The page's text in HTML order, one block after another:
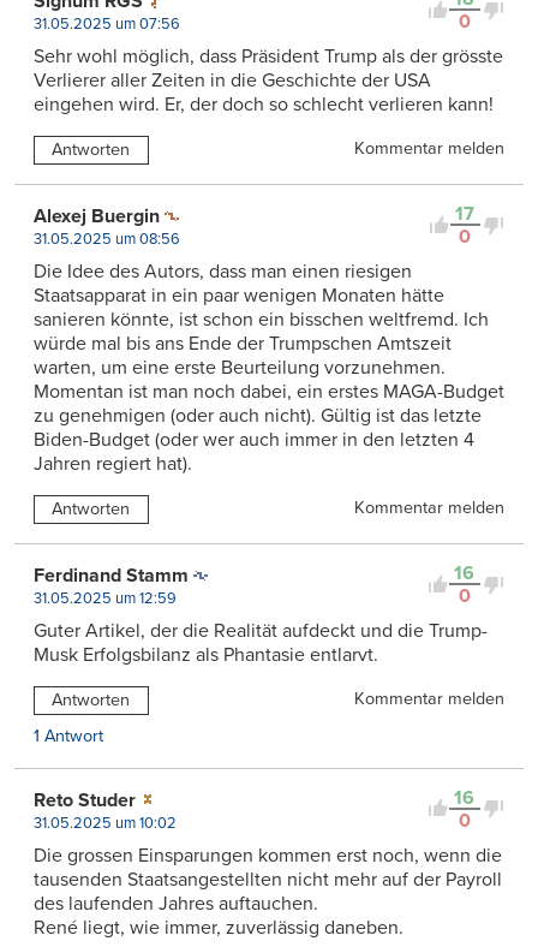
0
31.05.2025 um 07:56
Sehr wohl möglich, dass Präsident Trump als der grösste
Verlierer aller Zeiten in die Geschichte der USA
eingehen wird. Er, der doch so schlecht verlieren kann!
Antworten Kommentar melden
17
0
Alexej Buergin
31.05.2025 um 08:56
Die Idee des Autors, dass man einen riesigen
Staatsapparat in ein paar wenigen Monaten hätte
sanieren könnte, ist schon ein bisschen weltfremd. Ich
würde mal bis ans Ende der Trumpschen Amtszeit
warten, um eine erste Beurteilung vorzunehmen.
Momentan ist man noch dabei, ein erstes MAGA-Budget
zu genehmigen (oder auch nicht). Gültig ist das letzte
Biden-Budget (oder wer auch immer in den letzten 4
Jahren regiert hat).
Antworten Kommentar melden
16
0
Ferdinand Stamm
31.05.2025 um 12:59
Guter Artikel, der die Realität aufdeckt und die Trump-
Musk Erfolgsbilanz als Phantasie entlarvt.
Antworten
Kommentar melden
1 Antwort
16
0
Reto Studer
31.05.2025 um 10:02
Die grossen Einsparungen kommen erst noch, wenn die
tausenden Staatsangestellten nicht mehr auf der Payroll
des laufenden Jahres auftauchen.
René liegt, wie immer, zuverlässig daneben.